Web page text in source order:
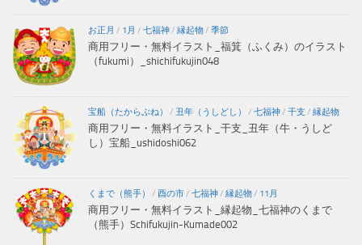
お正月 / 1月 / 七福神/ 縁起物/ 季節
商用フリー・無料イラスト_福箕（ふくみ）のイラスト
（fukumi）_shichifukujin048
宝船（たからぶね） / 丑年（うしどし） / 七福神/ 干支 / 縁起物
商用フリー・無料イラスト_干支_丑年（牛・うしど
し）宝船_ushidoshi062
くまで（熊手） / 酉の市/ 七福神/ 縁起物/ 11月
商用フリー・無料イラスト_縁起物_七福神のくまで
（熊手）Schifukujin-Kumade002